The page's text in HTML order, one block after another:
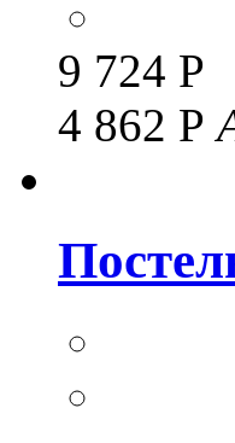
9 724 Р
4 862 Р